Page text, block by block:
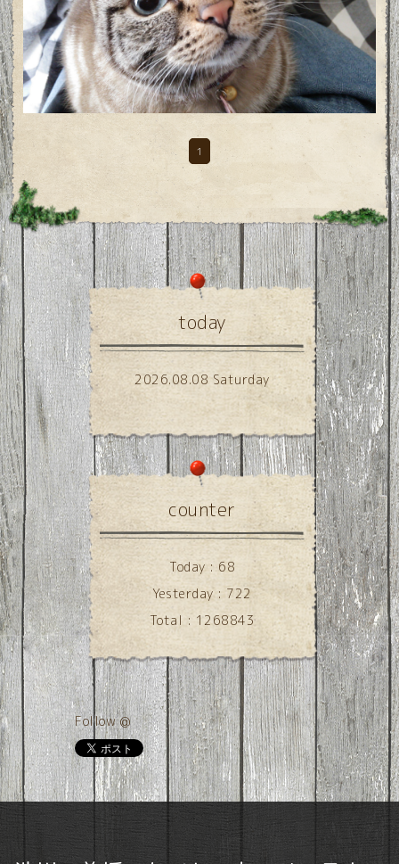
1
today
2026.08.08 Saturday
counter
Today : 68
Yesterday : 722
Total : 1268843
Follow @